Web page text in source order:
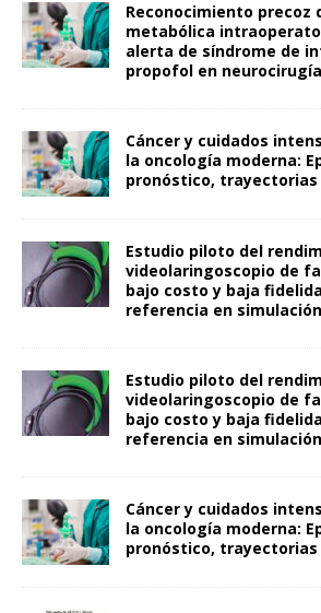
Reconocimiento precoz
metabólica
alerta de síndrome de
propofol en
Cáncer y cuidados
la oncología moderna:
pronóstico, trayectorias
Estudio piloto del
videolaringoscopio de
bajo costo y baja
referencia en
Estudio piloto del
videolaringoscopio de
bajo costo y baja
referencia en
Cáncer y cuidados
la oncología moderna:
pronóstico, trayectorias